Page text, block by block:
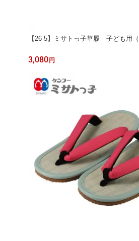
【26-5】ミサトっ子草履 子ども用（
3,080円